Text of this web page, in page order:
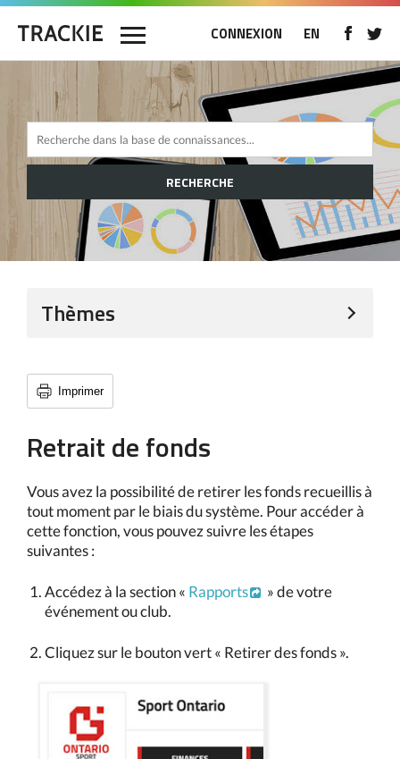
CONNEXION EN
RECHERCHE
Thèmes
Imprimer
Retrait de fonds
Vous avez la possibilité de retirer les fonds recueillis à
tout moment par le biais du système. Pour accéder à
cette fonction, vous pouvez suivre les étapes
suivantes :
Accédez à la section « Rapports
» de votre
événement ou club.
Cliquez sur le bouton vert « Retirer des fonds ».